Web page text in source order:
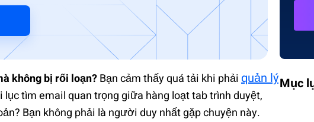
không bị rối loạn?Bạn cảm thấy quá tải khi phải quản lý
lục tìm email quan trọng giữa hàng loạt tab trình duyệt,
Bạn không phải là người duy nhất gặp chuyện này.
Mục